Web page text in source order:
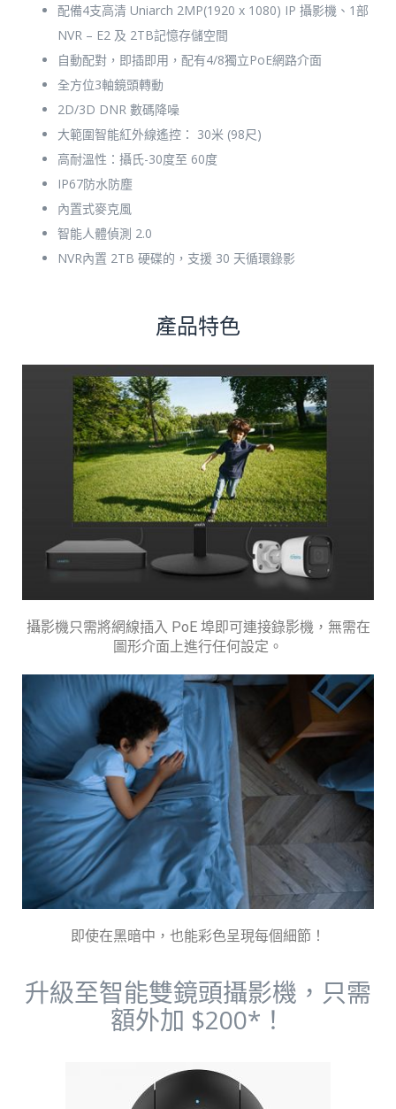
配備4支高清 Uniarch 2MP(1920 x 1080) IP 攝影機、1部
NVR – E2 及 2TB記憶存儲空間
自動配對，即插即用，配有4/8獨立PoE網路介面
全方位3軸鏡頭轉動
2D/3D DNR 數碼降噪
大範圍智能紅外線遙控： 30米 (98尺)
高耐溫性：攝氏-30度至 60度
IP67防水防塵
內置式麥克風
智能人體偵測 2.0
NVR內置 2TB 硬碟的，支援 30 天循環錄影
產品特色
攝影機只需將網線插入 PoE 埠即可連接錄影機，無需在
圖形介面上進行任何設定。
即使在黑暗中，也能彩色呈現每個細節！
升級至智能雙鏡頭攝影機，只需
額外加 $200*！